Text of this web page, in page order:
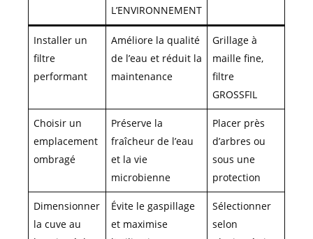
L’ENVIRONNEMENT
Installer un
filtre
performant
Améliore la qualité
de l’eau et réduit la
maintenance
Grillage à
maille fine,
filtre
GROSSFIL
Choisir un
emplacement
ombragé
Préserve la
fraîcheur de l’eau
et la vie
microbienne
Placer près
d’arbres ou
sous une
protection
Dimensionner
la cuve au
Évite le gaspillage
et maximise
Sélectionner
selon